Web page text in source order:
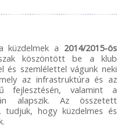
küzdelmek a 2014/2015-ös
köszöntött be a klub
és szemlélettel vágunk neki
az infrastruktúra és az
fejlesztésén, valamint a
alapszik. Az összetett
tudjuk, hogy küzdelmes és